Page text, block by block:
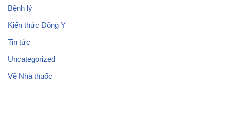
Bệnh lý
Kiến thức Đông Y
Tin tức
Uncategorized
Về Nhà thuốc